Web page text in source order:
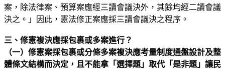
案，除法律案、預算案應經三讀會議決外，其餘均經二讀會議
決之。」因此，憲法修正案應採三讀會議決之程序。
三、修憲複決應採包裹或多案進行？
（一）修憲案採包裹或分條多案複決應考量制度通盤設計及整
體條文結構而決定，且不能拿「選擇題」取代「是非題」讓民